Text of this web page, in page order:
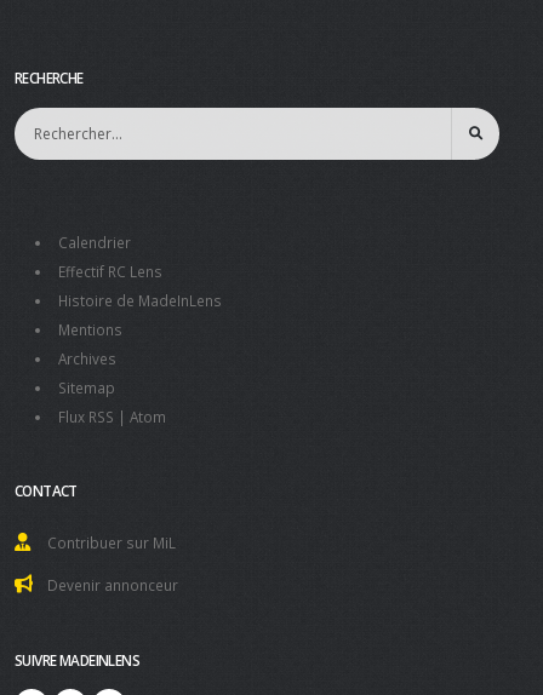
RECHERCHE
Calendrier
Effectif RC Lens
Histoire de MadeInLens
Mentions
Archives
Sitemap
Flux RSS | Atom
CONTACT
Contribuer sur MiL
Devenir annonceur
SUIVRE MADEINLENS